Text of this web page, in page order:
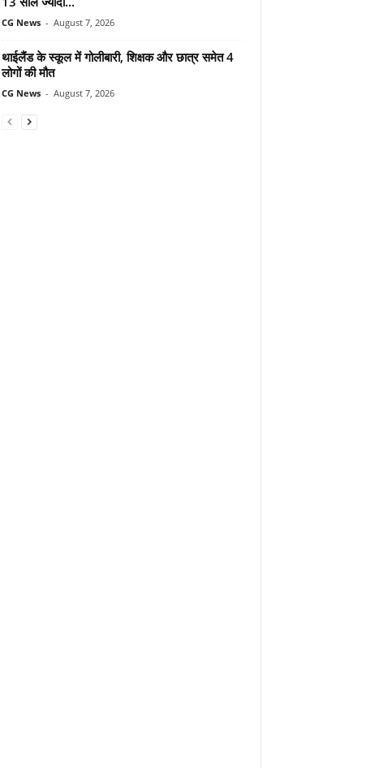
CG News - August 7, 2026
थाईलैंड के स्कूल में गोलीबारी, शिक्षक और छात्र समेत 4
लोगों की मौत
CG News - August 7, 2026